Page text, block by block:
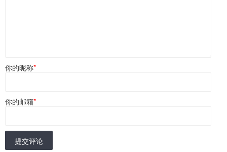
你的昵称*
你的邮箱*
提交评论